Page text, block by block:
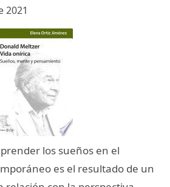
2021
los sueños en el
es el resultado de un